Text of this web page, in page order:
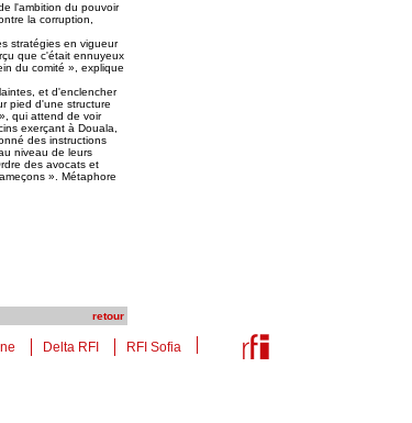
l'ambition du pouvoir
la corruption,
stratégies en vigueur
que c'était ennuyeux
du comité », explique
et d'enclencher
pied d'une structure
qui attend de voir
exerçant à Douala,
des instructions
niveau de leurs
des avocats et
». Métaphore
retour
Delta RFI RFI Sofia